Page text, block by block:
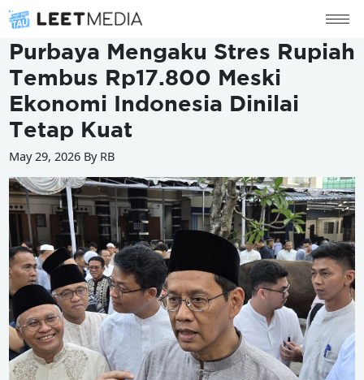
Purbaya Mengaku Stres Rupiah
Tembus Rp17.800 Meski
Ekonomi Indonesia Dinilai
Tetap Kuat
May 29, 2026 By RB